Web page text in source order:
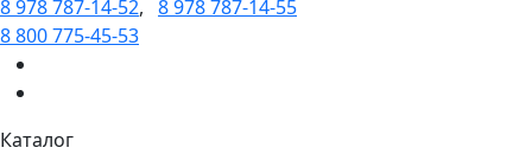
8 978 787-14-52, 8 978 787-14-55
8 800 775-45-53
Каталог